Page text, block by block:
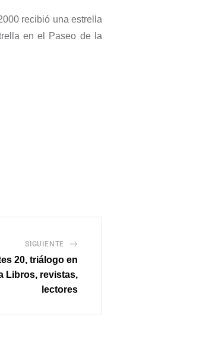
recibió una estrella
en el Paseo de la
SIGUIENTE
20, triálogo en
Libros, revistas,
lectores